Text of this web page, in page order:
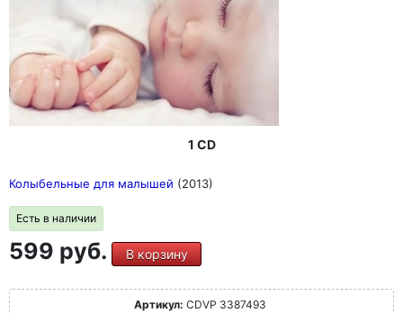
1 CD
Колыбельные для малышей (2013)
Есть в наличии
599 руб. В корзину
Артикул: CDVP 3387493